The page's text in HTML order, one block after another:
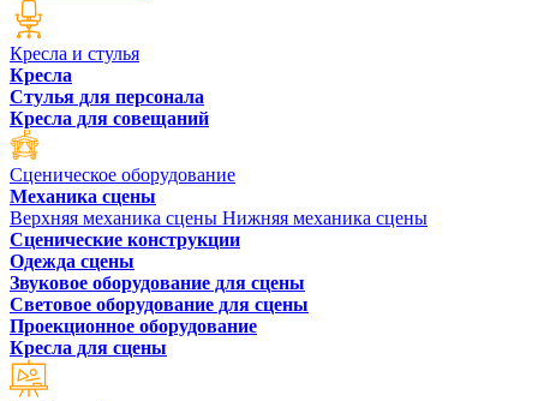
Кресла и стулья
Кресла
Стулья для персонала
Кресла для совещаний
Сценическое оборудование
Механика сцены
Верхняя механика сцены Нижняя механика сцены
Сценические конструкции
Одежда сцены
Звуковое оборудование для сцены
Световое оборудование для сцены
Проекционное оборудование
Кресла для сцены